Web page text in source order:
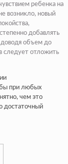
ребенка на
возникло, новый
добавлять
доводя объем до
следует отложить
при любых
чем это
достаточный